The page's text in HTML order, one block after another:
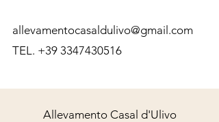
allevamentocasaldulivo@gmail.com
TEL. +39 3347430516
Allevamento Casal d'Ulivo